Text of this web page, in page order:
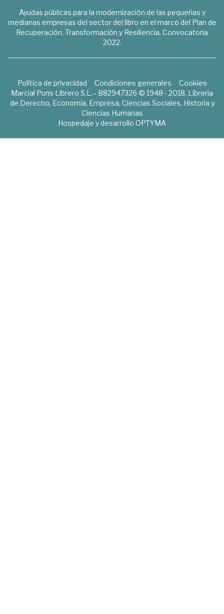
Ayudas públicas para la modernización de las pequeñas y
medianas empresas del sector del libro en el marco del Plan de
Recuperación, Transformación y Resiliencia. Convocatoria
2022.
Política de privacidad Condiciones generales
Cookies
Marcial Pons Librero S.L. - B82947326 © 1948 - 2018. Librería
de Derecho, Economía, Empresa, Ciencias Sociales, Historia y
Ciencias Humanas
Hospedaje y desarrollo OPTYMA